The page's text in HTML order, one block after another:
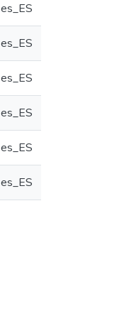
es_ES
es_ES
es_ES
es_ES
es_ES
es_ES